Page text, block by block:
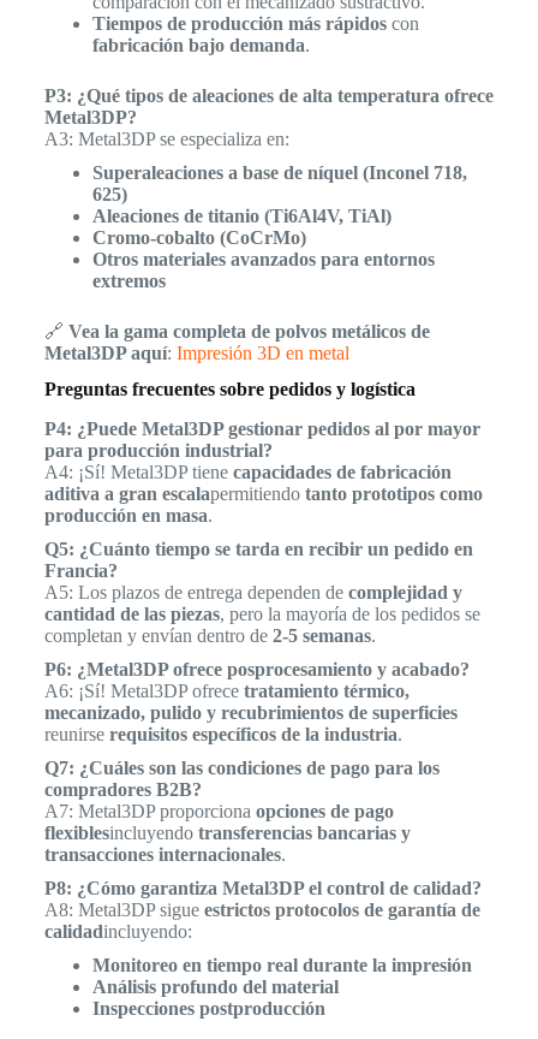
Tiempos de producción más rápidoscon
fabricación bajo demanda.
P3: ¿Qué tipos de aleaciones de alta temperatura ofrece
Metal3DP?
A3: Metal3DP se especializa en:
Superaleaciones a base de níquel (Inconel 718,
625)
Aleaciones de titanio (Ti6Al4V, TiAl)
Cromo-cobalto (CoCrMo)
Otros materiales avanzados para entornos
extremos
🔗 Vea la gama completa de polvos metálicos de
Metal3DP aquí: Impresión 3D en metal
Preguntas frecuentes sobre pedidos y logística
P4: ¿Puede Metal3DP gestionar pedidos al por mayor
para producción industrial?
A4: ¡Sí! Metal3DP tiene capacidades de fabricación
aditiva a gran escalapermitiendo tanto prototipos como
producción en masa.
Q5: ¿Cuánto tiempo se tarda en recibir un pedido en
Francia?
A5: Los plazos de entrega dependen de complejidad y
cantidad de las piezas, pero la mayoría de los pedidos se
completan y envían dentro de 2-5 semanas.
P6: ¿Metal3DP ofrece posprocesamiento y acabado?
A6: ¡Sí! Metal3DP ofrece tratamiento térmico,
mecanizado, pulido y recubrimientos de superficies
reunirse requisitos específicos de la industria.
Q7: ¿Cuáles son las condiciones de pago para los
compradores B2B?
A7: Metal3DP proporciona opciones de pago
flexiblesincluyendo transferencias bancarias y
transacciones internacionales.
P8: ¿Cómo garantiza Metal3DP el control de calidad?
A8: Metal3DP sigue estrictos protocolos de garantía de
calidadincluyendo:
Monitoreo en tiempo real durante la impresión
Análisis profundo del material
Inspecciones postproducción